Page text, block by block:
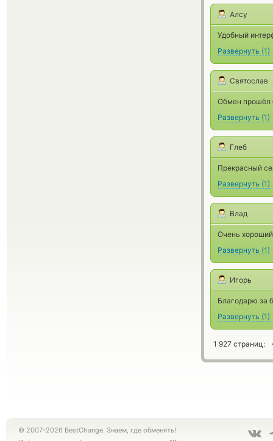
Алсу
Удобный
Развернуть (1)
Святослав
Обмен прошёл
Развернуть (1)
Глеб
Прекрасный
Развернуть (1)
Влад
Очень
Развернуть (1)
Игорь
Благодарю за
Развернуть (1)
1 927 страниц:
© 2007-2026 BestChange. Знаем, где обменять!